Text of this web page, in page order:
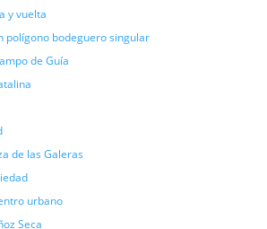
y vuelta
polígono bodeguero singular
de Guía
de las Galeras
urbano
Seca